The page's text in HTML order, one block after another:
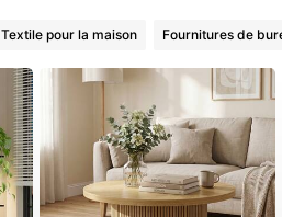
Textile pour la maison Fournitures de